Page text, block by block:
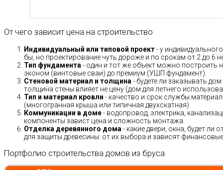
От чего зависит цена на строительство
Индивидуальный или типовой проект- у
бы, но проектирование чуть дороже и по срокам от 2 до 6
Тип фундамента - один и тот же объект можно построить
эконом (винтовые сваи) до премиум (УШП фундамент).
Стеновой материал и толщина - будете ли заказывать
толщина стены влияет не цену (дом для летнего
Тип и материал кровли - качество и срок службы
(многогранная крыша или типичная двухскатная)
Коммуникации в доме- водопровод, электрика,
компоненты завист цена и сложность монтажа.
Отделка деревянного дома - какие двери, окна, будет
для защиты древесины: от их выбора и зависят
Портфолио строительства домов из бруса